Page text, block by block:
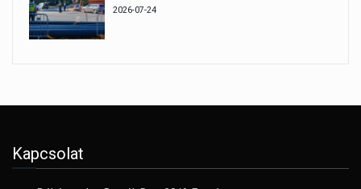
2026-07-24
Kapcsolat